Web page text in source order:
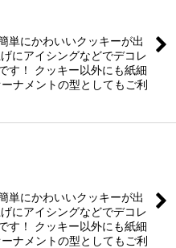
単にかわいいクッキーが出
にアイシングなどでデコレ
す！ クッキー以外にも紙細
ナメントの型としてもご利
単にかわいいクッキーが出
にアイシングなどでデコレ
す！ クッキー以外にも紙細
ナメントの型としてもご利